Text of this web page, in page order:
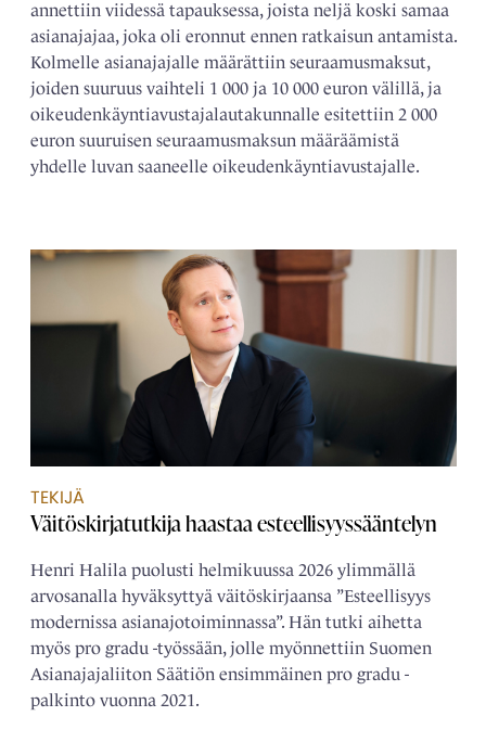
annettiin viidessä tapauksessa, joista neljä koski samaa
asianajajaa, joka oli eronnut ennen ratkaisun antamista.
Kolmelle asianajajalle määrättiin seuraamusmaksut,
joiden suuruus vaihteli 1 000 ja 10 000 euron välillä, ja
oikeudenkäyntiavustajalautakunnalle esitettiin 2 000
euron suuruisen seuraamusmaksun määräämistä
yhdelle luvan saaneelle oikeudenkäyntiavustajalle.
TEKIJÄ
Väitöskirjatutkija haastaa esteellisyyssääntelyn
Henri Halila puolusti helmikuussa 2026 ylimmällä
arvosanalla hyväksyttyä väitöskirjaansa ”Esteellisyys
modernissa asianajotoiminnassa”. Hän tutki aihetta
myös pro gradu -työssään, jolle myönnettiin Suomen
Asianajajaliiton Säätiön ensimmäinen pro gradu -
palkinto vuonna 2021.